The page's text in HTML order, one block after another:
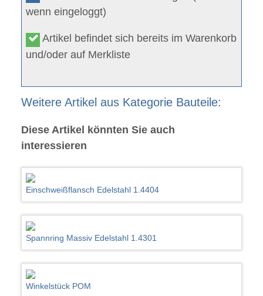
wenn eingeloggt)
Artikel befindet sich bereits im Warenkorb
und/oder auf Merkliste
Weitere Artikel aus Kategorie Bauteile:
Diese Artikel könnten Sie auch
interessieren
Einschweißflansch Edelstahl 1.4404
Spannring Massiv Edelstahl 1.4301
Winkelstück POM